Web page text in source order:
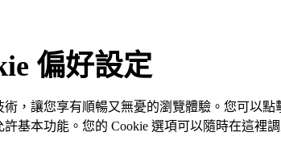
偏好設定
，讓您享有順暢又無憂的瀏覽體驗。您可以點
基本功能。您的 Cookie 選項可以隨時在這裡
定應支援觸控功能，幫助簡報者在互動式
能和內容快速互動，增加參與感！
在大顯示器上鏡像他們的畫面。多人協
效率。